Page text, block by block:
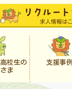
校生の
ま
支援事例